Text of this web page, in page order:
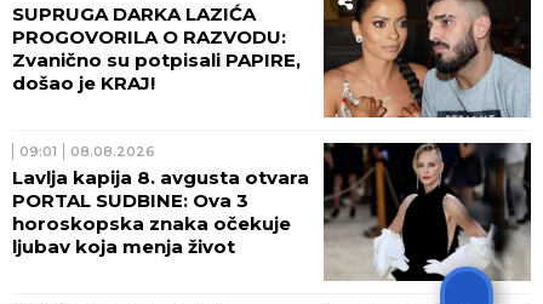
SUPRUGA DARKA LAZIĆA
PROGOVORILA O RAZVODU:
Zvanično su potpisali PAPIRE,
došao je KRAJ!
09:01 08.08.2026
Lavlja kapija 8. avgusta otvara
PORTAL SUDBINE: Ova 3
horoskopska znaka očekuje
ljubav koja menja život